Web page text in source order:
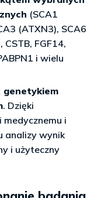
(SCA1
(ATXN3), SCA6
FGF14,
i wielu
genetykiem
. Dzięki
i
analizy wynik
i użyteczny